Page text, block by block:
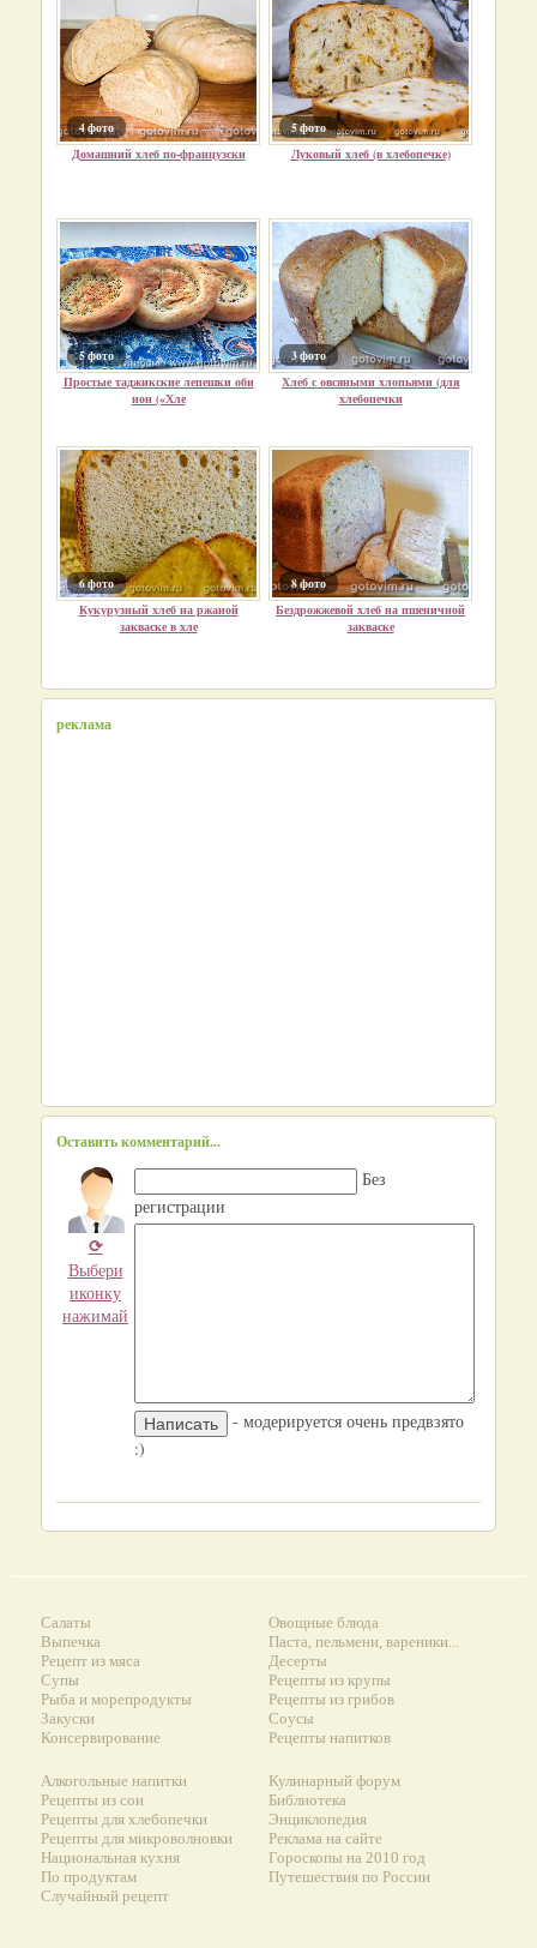
4 фото
Домашний хлеб по-французски
5 фото
Луковый хлеб (в хлебопечке)
5 фото
Простые таджикские лепешки оби
нон («Хле
3 фото
Хлеб с овсяными хлопьями (для
хлебопечки
6 фото
Кукурузный хлеб на ржаной
закваске в хле
8 фото
Бездрожжевой хлеб на пшеничной
закваске
реклама
Оставить комментарий...
⟳
Выбери
иконку
нажимай
Без
регистрации
- модерируется очень предвзято
:)
Салаты
Выпечка
Рецепт из мяса
Супы
Рыба и морепродукты
Закуски
Консервирование
Овощные блюда
Паста, пельмени, вареники...
Десерты
Рецепты из крупы
Рецепты из грибов
Соусы
Рецепты напитков
Алкогольные напитки
Рецепты из сои
Рецепты для хлебопечки
Рецепты для микроволновки
Национальная кухня
По продуктам
Случайный рецепт
Кулинарный форум
Библиотека
Энциклопедия
Реклама на сайте
Гороскопы на 2010 год
Путешествия по России